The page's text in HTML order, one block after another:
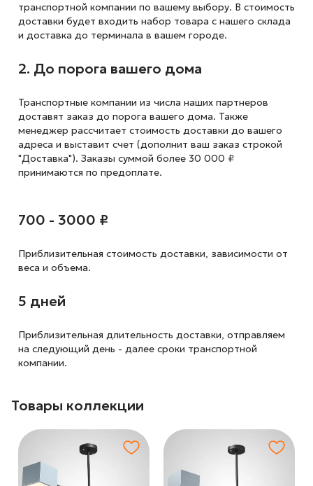
транспортной компании по вашему выбору. В стоимость
доставки будет входить набор товара с нашего склада
и доставка до терминала в вашем городе.
2. До порога вашего дома
Транспортные компании из числа наших партнеров
доставят заказ до порога вашего дома. Также
менеджер рассчитает стоимость доставки до вашего
адреса и выставит счет (дополнит ваш заказ строкой
"Доставка"). Заказы суммой более 30 000 ₽
принимаются по предоплате.
700 - 3000 ₽
Приблизительная стоимость доставки, зависимости от
веса и объема.
5 дней
Приблизительная длительность доставки, отправляем
на следующий день - далее сроки транспортной
компании.
Товары коллекции